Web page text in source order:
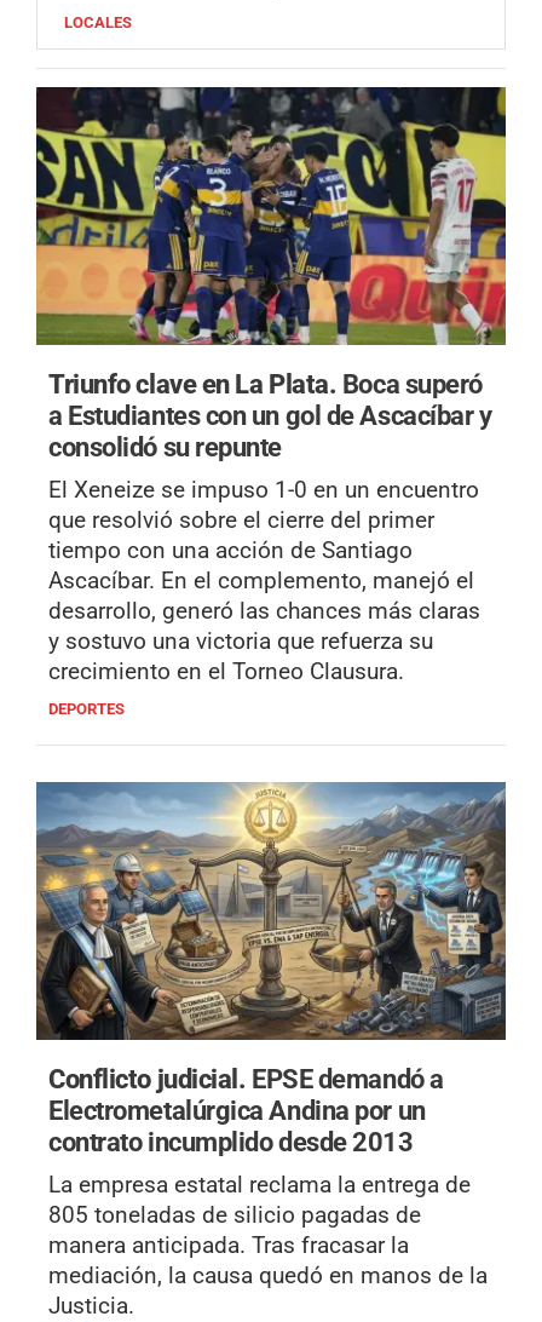
LOCALES
Triunfo clave en La Plata. Boca superó
a Estudiantes con un gol de Ascacíbar y
consolidó su repunte
El Xeneize se impuso 1-0 en un encuentro
que resolvió sobre el cierre del primer
tiempo con una acción de Santiago
Ascacíbar. En el complemento, manejó el
desarrollo, generó las chances más claras
y sostuvo una victoria que refuerza su
crecimiento en el Torneo Clausura.
DEPORTES
Conflicto judicial. EPSE demandó a
Electrometalúrgica Andina por un
contrato incumplido desde 2013
La empresa estatal reclama la entrega de
805 toneladas de silicio pagadas de
manera anticipada. Tras fracasar la
mediación, la causa quedó en manos de la
Justicia.